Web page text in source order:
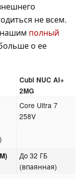
не всем.
полный
о ее
Cubi NUC AI+
2MG
Core Ultra 7
258V
До 32 ГБ
(впаянная)